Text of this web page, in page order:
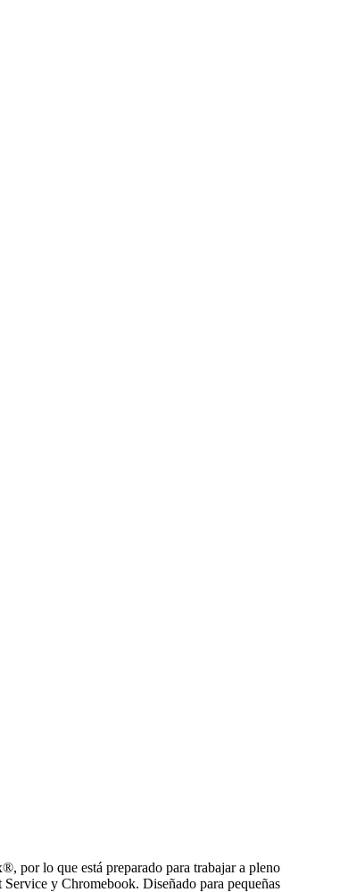
por lo que está preparado para trabajar a pleno
y Chromebook. Diseñado para pequeñas